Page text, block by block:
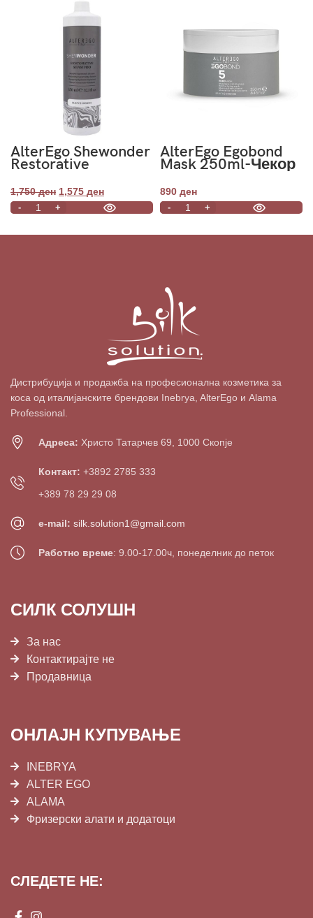
AlterEgo Shewonder
Restorative
1,750ден 1,575 ден
AlterEgo Egobond
Mask 250ml-Чекор
890 ден
Дистрибуција и продажба на професионална козметика за
коса од италијанските брендови Inebrya, AlterEgo и Alama
Professional.
Адреса: Христо Татарчев 69, 1000 Скопје
Контакт: +3892 2785 333
+389 78 29 29 08
e-mail: silk.solution1@gmail.com
Работно време: 9.00-17.00ч, понеделник до петок
СИЛК СОЛУШН
За нас
Контактирајте не
Продавница
ОНЛАЈН КУПУВАЊЕ
INEBRYA
ALTER EGO
ALAMA
Фризерски алати и додатоци
СЛЕДЕТЕ НЕ: